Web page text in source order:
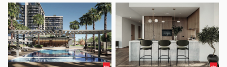
НА ПРОДАЖУ Off-plan